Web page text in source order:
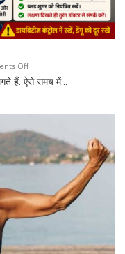
Offon
टाइप-2
सावधान
!
हैं. ऐसे समय में...